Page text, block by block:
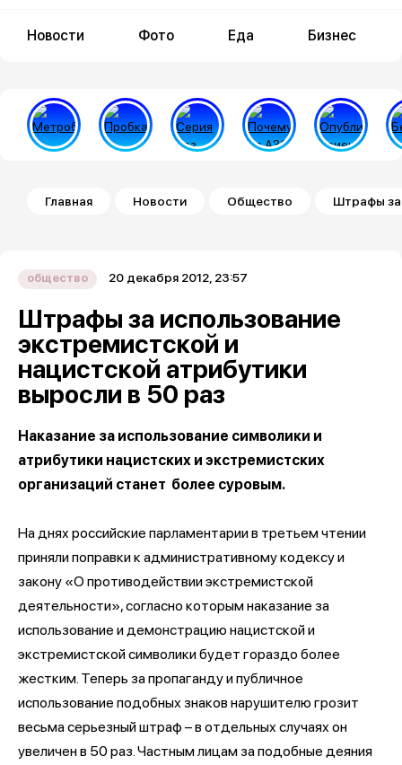
Новости Фото Еда Бизнес
Строка навигации
Главная Новости Общество Штрафы за
общество 20 декабря 2012, 23:57
Штрафы за использование
экстремистской и
нацистской атрибутики
выросли в 50 раз
Наказание за использование символики и
атрибутики нацистских и экстремистских
организаций станет более суровым.
На днях российские парламентарии в третьем чтении
приняли поправки к административному кодексу и
закону «О противодействии экстремистской
деятельности», согласно которым наказание за
использование и демонстрацию нацистской и
экстремистской символики будет гораздо более
жестким. Теперь за пропаганду и публичное
использование подобных знаков нарушителю грозит
весьма серьезный штраф – в отдельных случаях он
увеличен в 50 раз. Частным лицам за подобные деяния